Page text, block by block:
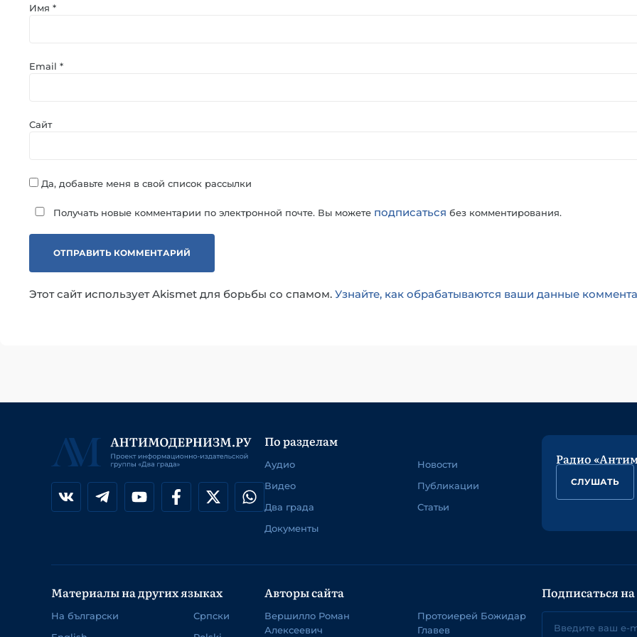
Имя *
Email *
Сайт
Да, добавьте меня в свой список рассылки
Получать новые комментарии по электронной почте. Вы можете подписаться без комментирования.
Этот сайт использует Akismet для борьбы со спамом. Узнайте, как обрабатываются ваши данные
По разделам
Аудио
Видео
Два града
Документы
Новости
Публикации
Статьи
Радио
СЛУШАТЬ
Материалы на других языках
На български
Српски
Авторы сайта
Вершилло Роман
Алексеевич
Протоиерей Божидар
Главев
Подписаться